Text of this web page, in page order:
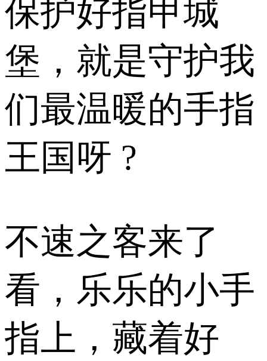
保护好指甲城
堡，就是守护我
们最温暖的手指
王国呀 ?
不速之客来了
看，乐乐的小手
指上，藏着好